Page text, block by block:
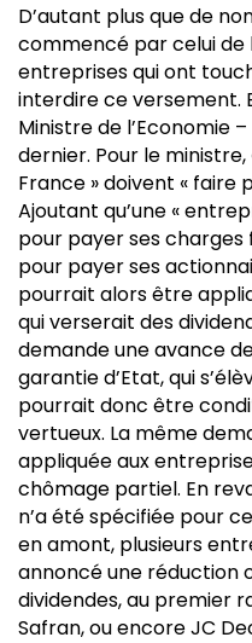
D’autant plus que de
commencé par celui de
entreprises qui ont
interdire ce versement.
Ministre de l’Economie
dernier. Pour le
France » doivent « faire
Ajoutant qu’une «
pour payer ses charges
pour payer ses
pourrait alors être
qui verserait des
demande une avance
garantie d’Etat, qui
pourrait donc être
vertueux. La même
appliquée aux
chômage partiel. En
n’a été spécifiée pour
en amont, plusieurs
annoncé une réduction
dividendes, au premier
Safran, ou encore JC